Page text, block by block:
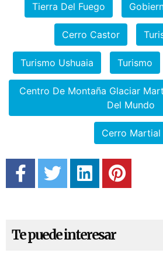
Tierra Del Fuego
Cerro Castor
Turismo Ushuaia Turismo
Centro De Montaña Glaciar
Del Mundo
Cerro Martial
Te puede interesar